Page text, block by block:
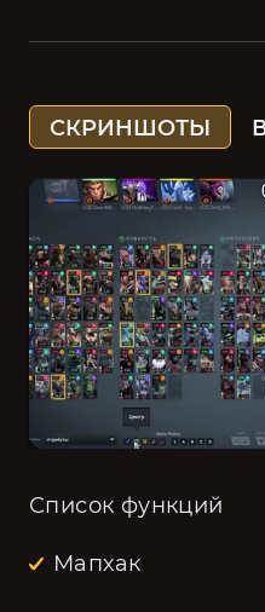
Список функций
Мапхак
СКРИНШОТЫ